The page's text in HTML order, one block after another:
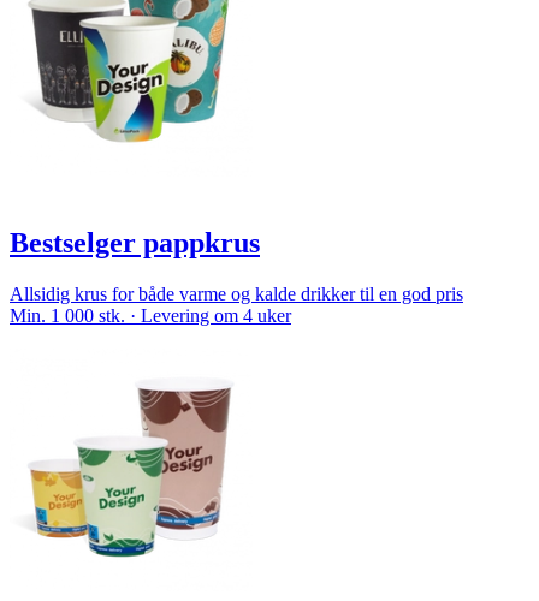
Bestselger pappkrus
Allsidig krus for både varme og kalde drikker til en god pris
Min. 1 000 stk. · Levering om 4 uker